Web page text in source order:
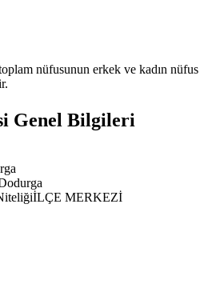
nüfusunun erkek ve kadın nüfus
Genel Bilgileri
İLÇE MERKEZİ